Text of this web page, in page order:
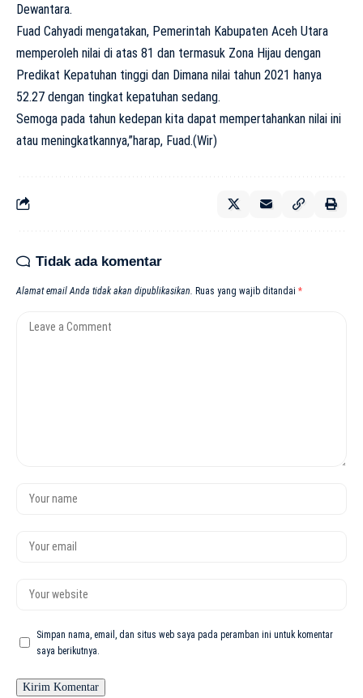
Dewantara.
Fuad Cahyadi mengatakan, Pemerintah Kabupaten Aceh Utara
memperoleh nilai di atas 81 dan termasuk Zona Hijau dengan
Predikat Kepatuhan tinggi dan Dimana nilai tahun 2021 hanya
52.27 dengan tingkat kepatuhan sedang.
Semoga pada tahun kedepan kita dapat mempertahankan nilai ini
atau meningkatkannya,”harap, Fuad.(Wir)
Tidak ada komentar
Alamat email Anda tidak akan dipublikasikan. Ruas yang wajib ditandai *
Simpan nama, email, dan situs web saya pada peramban ini untuk komentar
saya berikutnya.